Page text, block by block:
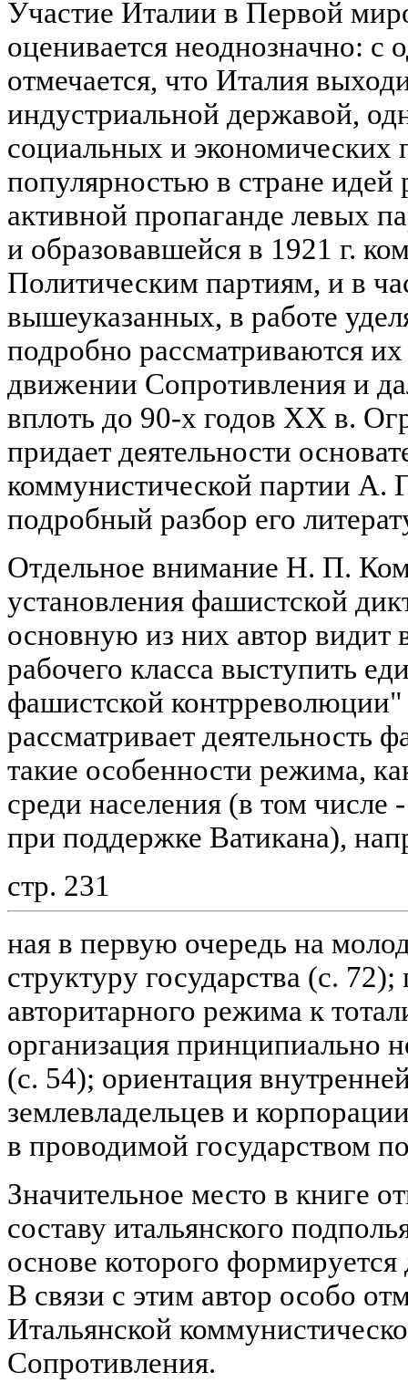
Участие Италии в Первой
оценивается неоднозначно: с
отмечается, что Италия
индустриальной державой,
социальных и экономических
популярностью в стране
активной пропаганде левых
и образовавшейся в 1921 г.
Политическим партиям, и в
вышеуказанных, в работе
подробно рассматриваются
движении Сопротивления и
вплоть до 90-х годов XX в.
придает деятельности
коммунистической партии А.
подробный разбор его
Отдельное внимание Н. П.
установления фашистской
основную из них автор видит
рабочего класса выступить
фашистской
рассматривает деятельность
такие особенности режима,
среди населения (в том числе
при поддержке Ватикана),
стр. 231
ная в первую очередь на
структуру государства (с.
авторитарного режима к
организация принципиально
(с. 54); ориентация
землевладельцев и
в проводимой государством
Значительное место в книге
составу итальянского
основе которого
В связи с этим автор особо
Итальянской
Сопротивления.